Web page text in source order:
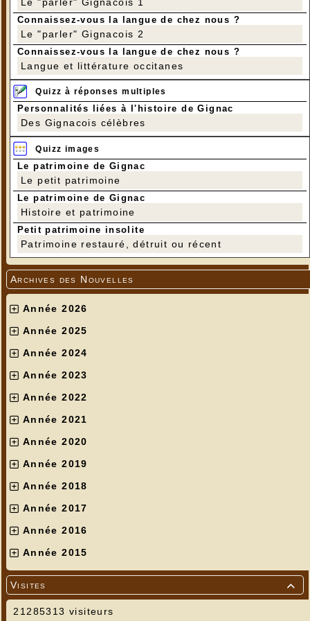
Connaissez-vous la langue de chez nous ?
Le "parler" Gignacois 2
Connaissez-vous la langue de chez nous ?
Langue et littérature occitanes
Quizz à réponses multiples
Personnalités liées à l'histoire de Gignac
Des Gignacois célèbres
Quizz images
Le patrimoine de Gignac
Le petit patrimoine
Le patrimoine de Gignac
Histoire et patrimoine
Petit patrimoine insolite
Patrimoine restauré, détruit ou récent
Archives des Nouvelles
Année 2026
Année 2025
Année 2024
Année 2023
Année 2022
Année 2021
Année 2020
Année 2019
Année 2018
Année 2017
Année 2016
Année 2015

Visites
21285313 visiteurs